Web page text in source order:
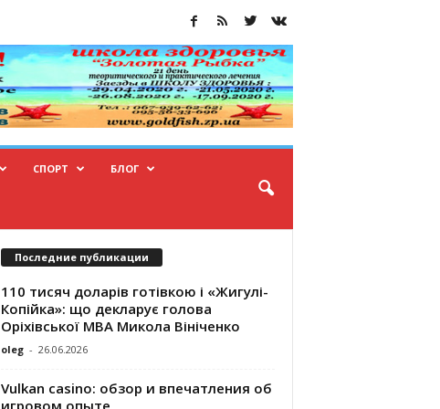
СПОРТ БЛОГ
Последние публикации
110 тисяч доларів готівкою і «Жигулі-
Копійка»: що декларує голова
Оріхівської МВА Микола Вініченко
oleg - 26.06.2026
Vulkan casino: обзор и впечатления об
игровом опыте